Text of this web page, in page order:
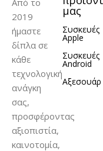
ΚΑΤΑΣΚΕΥΑΣΤΉΣ
Greenmnky
2019
ήμαστε
δίπλα σε
κάθε
τεχνολογική
ανάγκη
σας,
προσφέροντας
αξιοπιστία,
καινοτομία,
μας
Συσκευές
Apple
Συσκευές
Android
Αξεσουάρ